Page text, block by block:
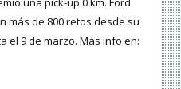
más de 800 retos desde su
el 9 de marzo. Más info en: